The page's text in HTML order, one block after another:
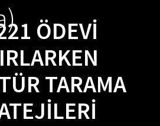
ÖDEVI
TARAMA